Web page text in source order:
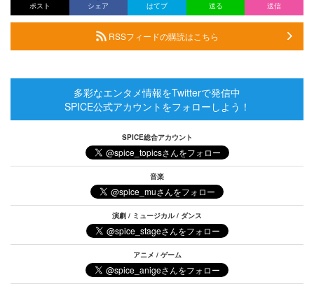
ポスト シェア はてブ 送る 送信
RSSフィードの購読はこちら
多彩なエンタメ情報をTwitterで発信中
SPICE公式アカウントをフォローしよう！
SPICE総合アカウント
音楽
演劇 / ミュージカル / ダンス
アニメ / ゲーム